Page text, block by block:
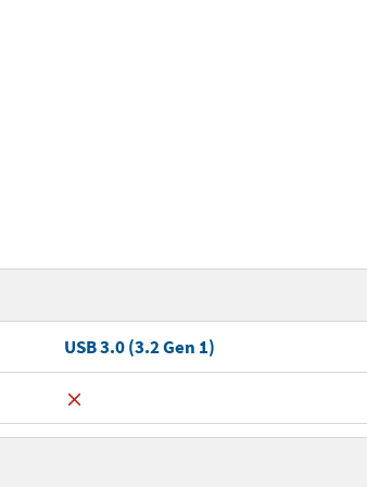
USB 3.0 (3.2 Gen 1)